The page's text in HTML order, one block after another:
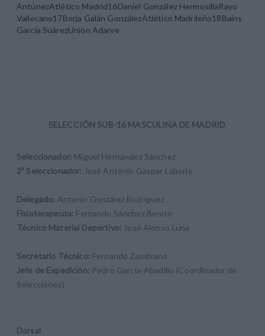
AntúnezAtlético Madrid16Daniel González HermosillaRayo
Vallecano17Borja Galán GonzálezAtlético Madrileño18Bains
García SuárezUnión Adarve
SELECCIÓN SUB-16 MASCULINA DE MADRID
Seleccionador: Miguel Hernández Sánchez
2ª Seleccionador: José Antonio Gaspar Laborie
Delegado: Antonio González Rodríguez
Fisioterapeuta: Fernando Sánchez Benito
Técnico Material Deportivo: José Alonso Luna
Secretario Técnico: Fernando Zambrano
Jefe de Expedición: Pedro García-Abadillo (Coordinador de
Selecciones)
Dorsal